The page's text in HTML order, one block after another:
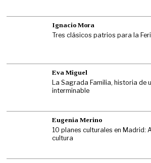
Ignacio Mora
Tres clásicos patrios para la
Eva Miguel
La Sagrada Familia, historia de
interminable
Eugenia Merino
10 planes culturales en Madrid:
cultura